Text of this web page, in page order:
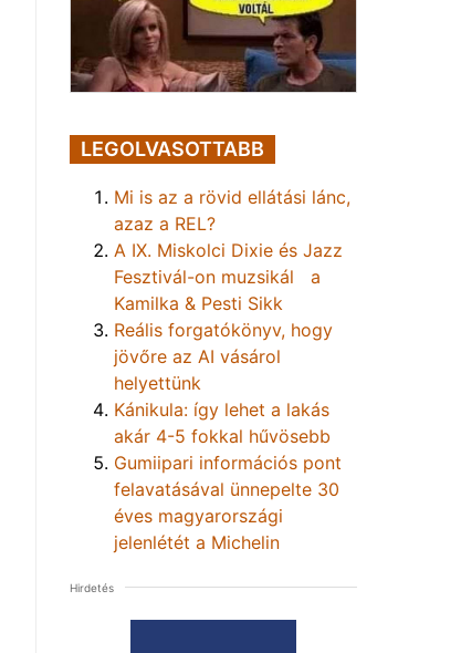
LEGOLVASOTTABB
Mi is az a rövid ellátási lánc,
azaz a REL?
A IX. Miskolci Dixie és Jazz
Fesztivál-on muzsikál a
Kamilka & Pesti Sikk
Reális forgatókönyv, hogy
jövőre az AI vásárol
helyettünk
Kánikula: így lehet a lakás
akár 4-5 fokkal hűvösebb
Gumiipari információs pont
felavatásával ünnepelte 30
éves magyarországi
jelenlétét a Michelin
Hirdetés